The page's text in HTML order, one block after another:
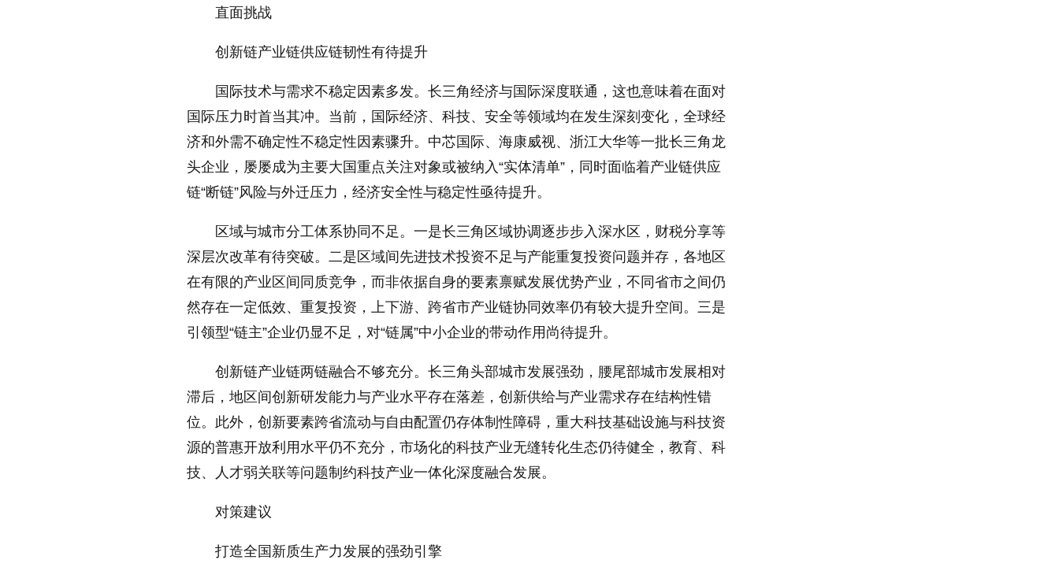
直面挑战
创新链产业链供应链韧性有待提升
国际技术与需求不稳定因素多发。长三角经济与国际深度联通，这也意味着在面对
国际压力时首当其冲。当前，国际经济、科技、安全等领域均在发生深刻变化，全球经
济和外需不确定性不稳定性因素骤升。中芯国际、海康威视、浙江大华等一批长三角龙
头企业，屡屡成为主要大国重点关注对象或被纳入“实体清单”，同时面临着产业链供应
链“断链”风险与外迁压力，经济安全性与稳定性亟待提升。
区域与城市分工体系协同不足。一是长三角区域协调逐步步入深水区，财税分享等
深层次改革有待突破。二是区域间先进技术投资不足与产能重复投资问题并存，各地区
在有限的产业区间同质竞争，而非依据自身的要素禀赋发展优势产业，不同省市之间仍
然存在一定低效、重复投资，上下游、跨省市产业链协同效率仍有较大提升空间。三是
引领型“链主”企业仍显不足，对“链属”中小企业的带动作用尚待提升。
创新链产业链两链融合不够充分。长三角头部城市发展强劲，腰尾部城市发展相对
滞后，地区间创新研发能力与产业水平存在落差，创新供给与产业需求存在结构性错
位。此外，创新要素跨省流动与自由配置仍存体制性障碍，重大科技基础设施与科技资
源的普惠开放利用水平仍不充分，市场化的科技产业无缝转化生态仍待健全，教育、科
技、人才弱关联等问题制约科技产业一体化深度融合发展。
对策建议
打造全国新质生产力发展的强劲引擎